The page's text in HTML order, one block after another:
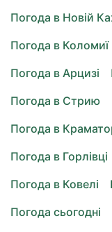
Погода в Новій
Погода в Коломиї
Погода в Арцизі
Погода в Стрию
Погода в
Погода в Горлівці
Погода в Ковелі
Погода сьогодні